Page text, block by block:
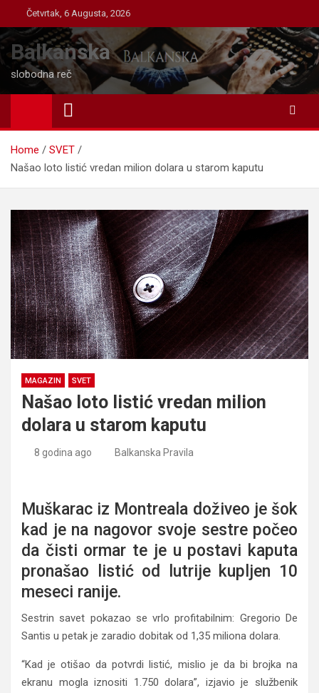
to
content
Četvrtak, 6 Augusta, 2026
Balkanska
slobodna reč
Home
SVET
Našao loto listić vredan milion dolara u starom kaputu
MAGAZIN SVET
Našao loto listić vredan milion
dolara u starom kaputu
8 godina ago Balkanska Pravila
Muškarac iz Montreala doživeo je šok
kad je na nagovor svoje sestre počeo
da čisti ormar te je u postavi kaputa
pronašao listić od lutrije kupljen 10
meseci ranije.
Sestrin savet pokazao se vrlo profitabilnim: Gregorio De
Santis u petak je zaradio dobitak od 1,35 miliona dolara.
“Kad je otišao da potvrdi listić, mislio je da bi brojka na
ekranu mogla iznositi 1.750 dolara”, izjavio je službenik